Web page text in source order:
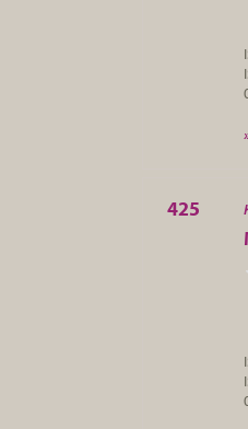
425